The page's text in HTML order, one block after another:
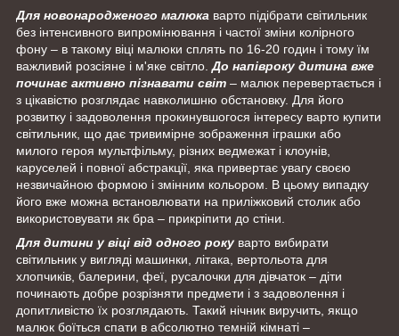
Для новонародженого малюка варто підібрати світильник
без інтенсивного випромінювання і частої зміни колірного
фону – в такому віці малюки сплять по 16-20 годин і тому їм
важливий розсіяне і м'яке світло.До напівроку дитина вже
починає активно пізнавати світ – малюк перевертається і
з цікавістю розглядає навколишню обстановку. Для його
розвитку і задоволення прокинувшогося інтересу варто купити
світильник, що дає тривимірне зображення іграшки або
милого героя мультфільму, різних ведмежат і клоунів,
каруселей і повної абстракції, яка привертає увагу своєю
незвичайною формою і змінним кольором. В цьому випадку
його вже можна встановлювати на приліжковий столик або
використовувати як бра – прикріпити до стіни.
Для дитини у віці від одного року варто вибирати
світильник у вигляді машинки, літака, вертольота для
хлопчиків, балерини, феї, русалочки для дівчаток – діти
починають добре розрізняти предмети і з задоволення і
допитливістю їх розглядають. Такий нічник виручить, якщо
малюк боїться спати в абсолютно темній кімнаті –